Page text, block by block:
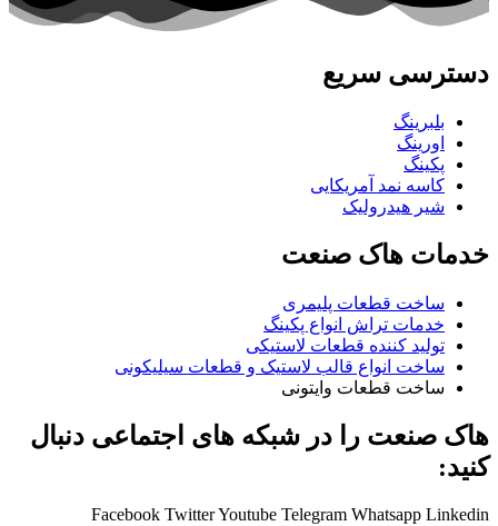
دسترسی سریع
بلبرینگ
اورینگ
پکینگ
کاسه نمد آمریکایی
شیر هیدرولیک
خدمات هاک صنعت
ساخت قطعات پلیمری
خدمات تراش انواع پکینگ
تولید کننده قطعات لاستیکی
ساخت انواع قالب لاستیک و قطعات سیلیکونی
ساخت قطعات وایتونی
هاک صنعت را در شبکه های اجتماعی دنبال
کنید:
Facebook TwitterYoutube Telegram Whatsapp Linkedin